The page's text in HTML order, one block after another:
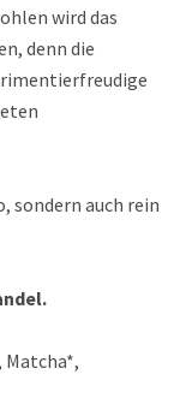
wird das
denn die
sondern auch rein
Matcha*,